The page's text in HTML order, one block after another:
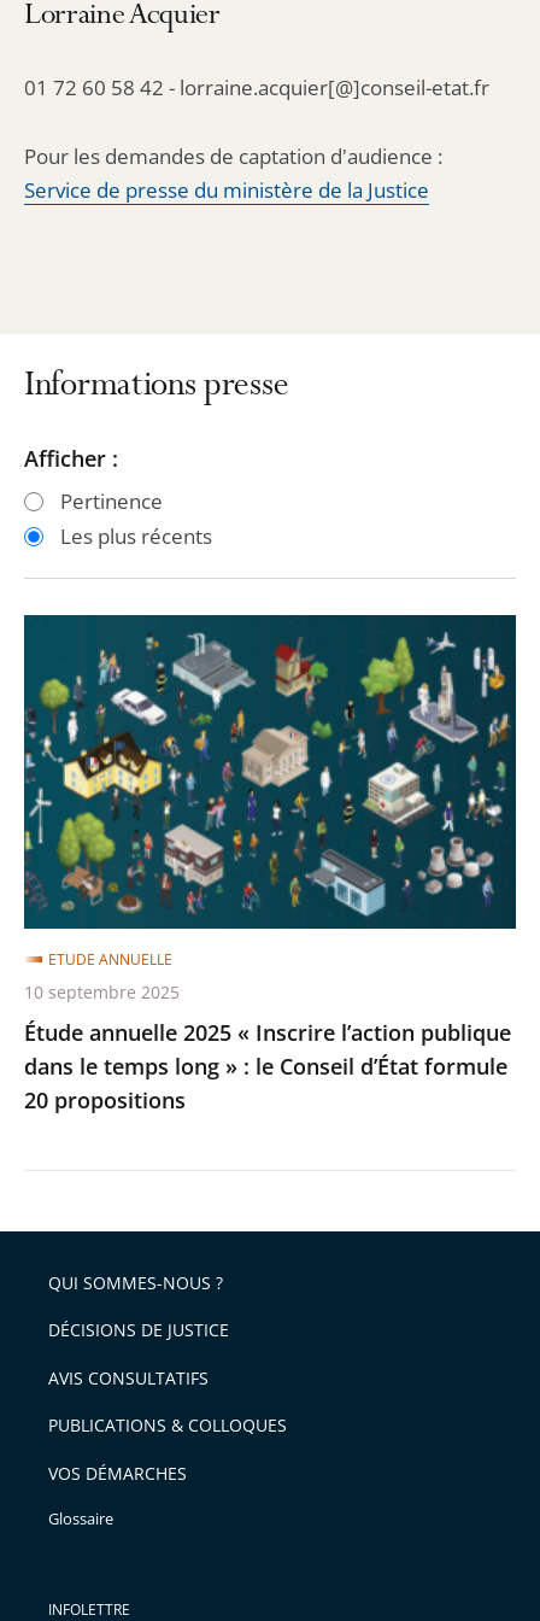
Lorraine Acquier
01 72 60 58 42 - lorraine.acquier[@]conseil-etat.fr
Pour les demandes de captation d'audience :
Service de presse du ministère de la Justice
Informations presse
Passer
les
filtres
Passer
les
filtres
Afficher :
Pertinence
Les plus récents
annuelle
2025
«
Inscrire
l’action
publique
dans
le
temps
long
»
:
le
Conseil
propositions
Étude annuelle 2025 « Inscrire l’action publique
dans le temps long » : le Conseil d’État formule
20 propositions
ETUDE ANNUELLE
10 septembre 2025
QUI SOMMES-NOUS ?
DÉCISIONS DE JUSTICE
AVIS CONSULTATIFS
PUBLICATIONS & COLLOQUES
VOS DÉMARCHES
Glossaire
INFOLETTRE